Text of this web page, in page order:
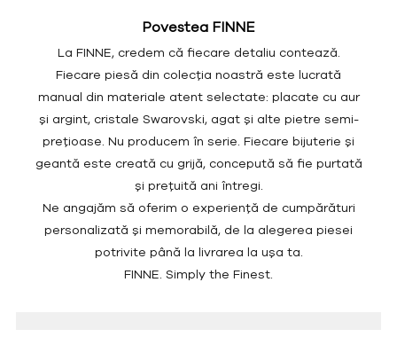
Povestea FINNE
La FINNE, credem că fiecare detaliu contează.
Fiecare piesă din colecția noastră este lucrată
manual din materiale atent selectate: placate cu aur
și argint, cristale Swarovski, agat și alte pietre semi-
prețioase. Nu producem în serie. Fiecare bijuterie și
geantă este creată cu grijă, concepută să fie purtată
și prețuită ani întregi.
Ne angajăm să oferim o experiență de cumpărături
personalizată și memorabilă, de la alegerea piesei
potrivite până la livrarea la ușa ta.
FINNE. Simply the Finest.